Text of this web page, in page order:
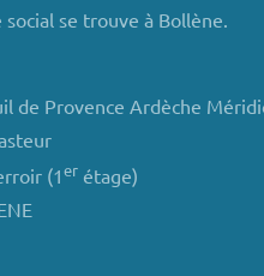
se trouve à Bollène.
de Provence Ardèche
(1erétage)